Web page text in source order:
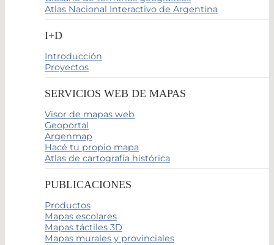
Atlas Nacional Interactivo de Argentina
I+D
Introducción
Proyectos
SERVICIOS WEB DE MAPAS
Visor de mapas web
Geoportal
Argenmap
Hacé tu propio mapa
Atlas de cartografía histórica
PUBLICACIONES
Productos
Mapas escolares
Mapas táctiles 3D
Mapas murales y provinciales